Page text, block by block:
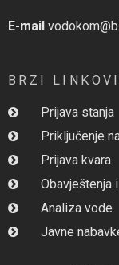
E-mail
BRZI LINKOVI
Prijava stanja
Priključenje
Prijava kvara
Obavještenja
Analiza vode
Javne